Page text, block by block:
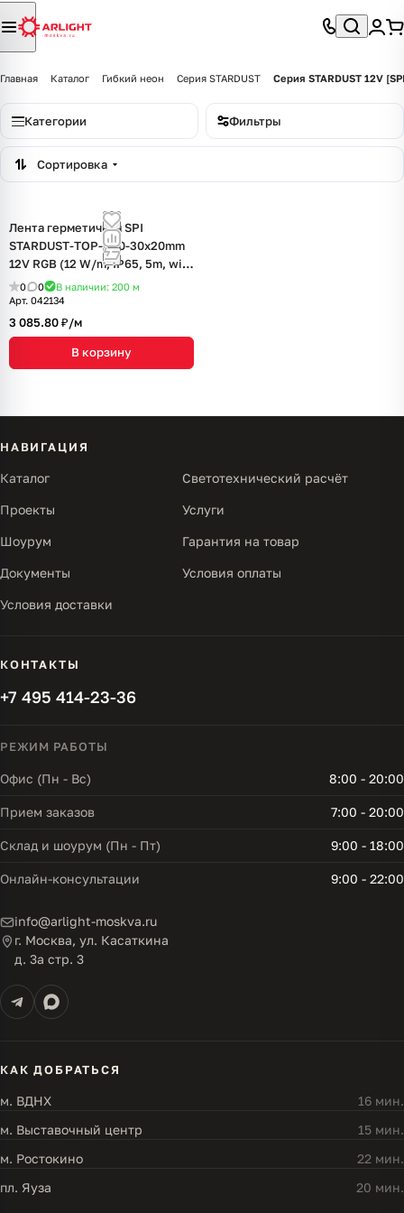
Главная Каталог Гибкий неон Серия STARDUST Серия STARDUST 12V
Категории Фильтры
Сортировка
Лента герметичная SPI
STARDUST-TOP-B60-30x20mm
12V RGB (12 W/m, IP65, 5m, wire
x1) (Arlight, 12 Вт/м, IP65)
0 0 В наличии: 200 м
Арт. 042134
3 085.80 ₽/м
В корзину
НАВИГАЦИЯ
Каталог Светотехнический расчёт
Проекты Услуги
Шоурум Гарантия на товар
Документы Условия оплаты
Условия доставки
КОНТАКТЫ
+7 495 414-23-36
РЕЖИМ РАБОТЫ
Офис (Пн - Вс) 8:00 - 20:00
Прием заказов 7:00 - 20:00
Склад и шоурум (Пн - Пт) 9:00 - 18:00
Онлайн-консультации 9:00 - 22:00
info@arlight-moskva.ru
г. Москва, ул. Касаткина
д. 3а стр. 3
КАК ДОБРАТЬСЯ
м. ВДНХ
16 мин.
м. Выставочный центр
15 мин.
м. Ростокино
22 мин.
пл. Яуза
20 мин.